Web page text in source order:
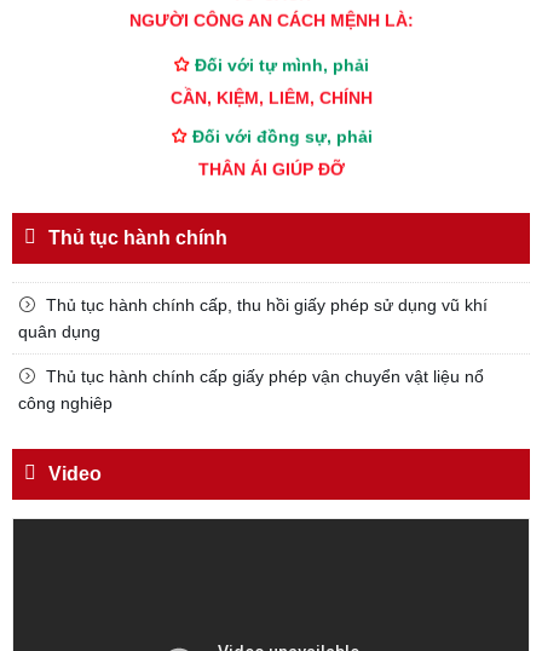
NGƯỜI CÔNG AN CÁCH MỆNH LÀ:
Đối với tự mình, phải
CẦN, KIỆM, LIÊM, CHÍNH
Đối với đồng sự, phải
THÂN ÁI GIÚP ĐỠ
TUYỆT ĐỐI TRUNG THÀNH
KÍNH TRỌNG LỄ PHÉP
TẬN TỤY
CƯƠNG QUYẾT, KHÔN KHÉO
Thủ tục hành chính
Thủ tục hành chính cấp, thu hồi giấy phép sử dụng vũ khí
quân dụng
Thủ tục hành chính cấp giấy phép vận chuyển vật liệu nổ
công nghiêp
Video